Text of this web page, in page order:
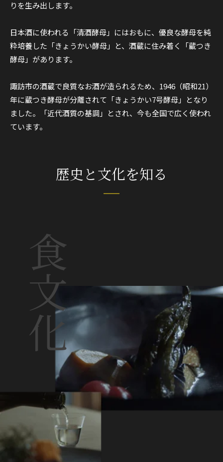
りを生み出します。
日本酒に使われる「清酒酵母」にはおもに、優良な酵母を純
粋培養した「きょうかい酵母」と、酒蔵に住み着く「蔵つき
酵母」があります。
諏訪市の酒蔵で良質なお酒が造られるため、1946（昭和21）
年に蔵つき酵母が分離されて「きょうかい7号酵母」となり
ました。「近代酒質の基調」とされ、今も全国で広く使われ
ています。
歴史と文化を知る
食文化